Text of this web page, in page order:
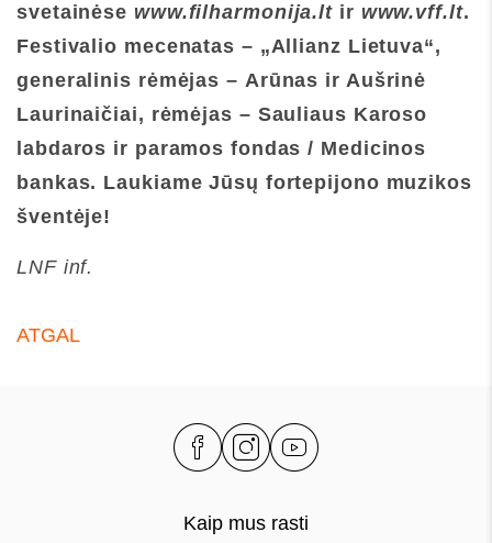
svetainėse www.filharmonija.lt ir www.vff.lt.
Festivalio mecenatas – „Allianz Lietuva“,
generalinis rėmėjas – Arūnas ir Aušrinė
Laurinaičiai, rėmėjas – Sauliaus Karoso
labdaros ir paramos fondas / Medicinos
bankas. Laukiame Jūsų fortepijono muzikos
šventėje!
LNF inf.
ATGAL
Kaip mus rasti